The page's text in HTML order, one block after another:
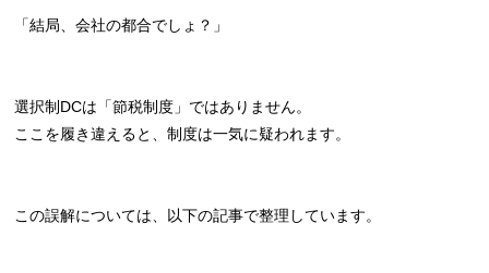
「結局、会社の都合でしょ？」
選択制DCは「節税制度」ではありません。
ここを履き違えると、制度は一気に疑われます。
この誤解については、以下の記事で整理しています。